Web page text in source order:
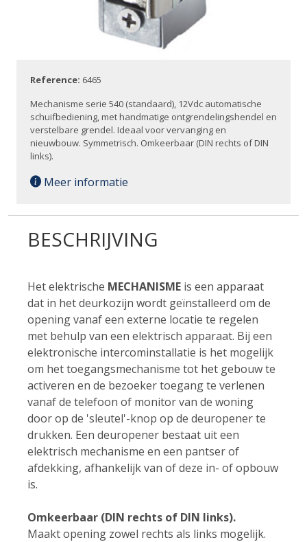
Reference: 6465
Mechanisme serie 540 (standaard), 12Vdc automatische
schuifbediening, met handmatige ontgrendelingshendel en
verstelbare grendel. Ideaal voor vervanging en
nieuwbouw. Symmetrisch. Omkeerbaar (DIN rechts of DIN
links).
Meer informatie
BESCHRIJVING
Het elektrische MECHANISME is een apparaat
dat in het deurkozijn wordt geïnstalleerd om de
opening vanaf een externe locatie te regelen
met behulp van een elektrisch apparaat. Bij een
elektronische intercominstallatie is het mogelijk
om het toegangsmechanisme tot het gebouw te
activeren en de bezoeker toegang te verlenen
vanaf de telefoon of monitor van de woning
door op de 'sleutel'-knop op de deuropener te
drukken. Een deuropener bestaat uit een
elektrisch mechanisme en een pantser of
afdekking, afhankelijk van of deze in- of opbouw
is.
Omkeerbaar (DIN rechts of DIN links).
Maakt opening zowel rechts als links mogelijk.